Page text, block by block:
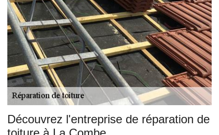
Découvrez l'entreprise de réparation de